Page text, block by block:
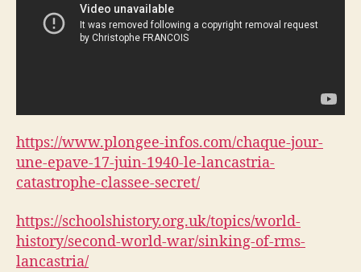
https://www.plongee-infos.com/chaque-jour-
une-epave-17-juin-1940-le-lancastria-
catastrophe-classee-secret/
https://schoolshistory.org.uk/topics/world-
history/second-world-war/sinking-of-rms-
lancastria/